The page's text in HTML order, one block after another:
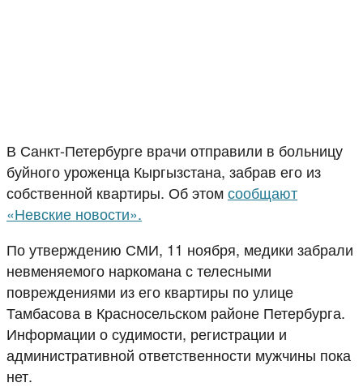
В Санкт-Петербурге врачи отправили в больницу
буйного уроженца Кыргызстана, забрав его из
собственной квартиры. Об этомсообщают
«Невские новости».
По утверждению СМИ, 11 ноября, медики забрали
невменяемого наркомана с телесными
повреждениями из его квартиры по улице
Тамбасова в Красносельском районе Петербурга.
Информации о судимости, регистрации и
административной ответственности мужчины пока
нет.